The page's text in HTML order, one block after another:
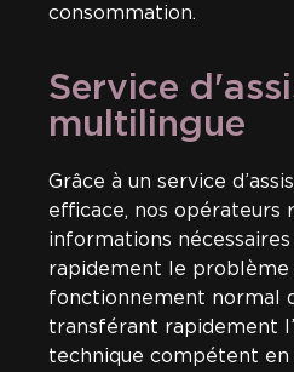
consommation.
Service
multilingue
Grâce à un service
efficace, nos opérateurs
informations
rapidement le
fonctionnement normal
transférant rapidement
technique compétent en